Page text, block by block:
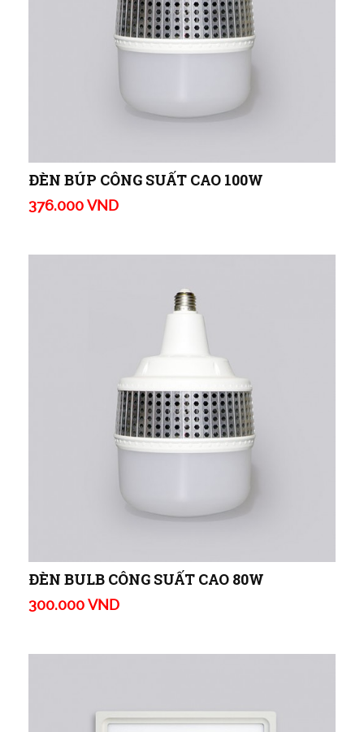
ĐÈN BÚP CÔNG SUẤT CAO 100W
376.000 VND
ĐÈN BULB CÔNG SUẤT CAO 80W
300.000 VND